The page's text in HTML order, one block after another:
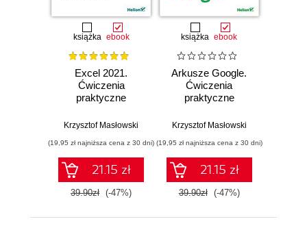
książka ebook
Excel 2021.
Ćwiczenia
praktyczne
Krzysztof Masłowski
(19,95 zł najniższa cena z 30 dni)
21.15 zł
39.90zł (-47%)
książka ebook
Arkusze Google.
Ćwiczenia
praktyczne
Krzysztof Masłowski
(19,95 zł najniższa cena z 30 dni)
21.15 zł
39.90zł (-47%)